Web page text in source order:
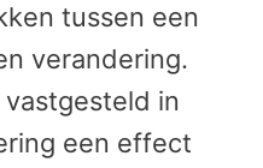
tussen een
verandering.
in
een effect